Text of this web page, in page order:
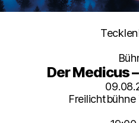
Der Medicus